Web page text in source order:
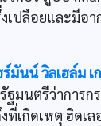
เปลือยและมีอา
มันน์ วิลเฮล์ม เ
รัฐมนตรีว่าการก
ที่เกิดเหตุ ฮิดเ